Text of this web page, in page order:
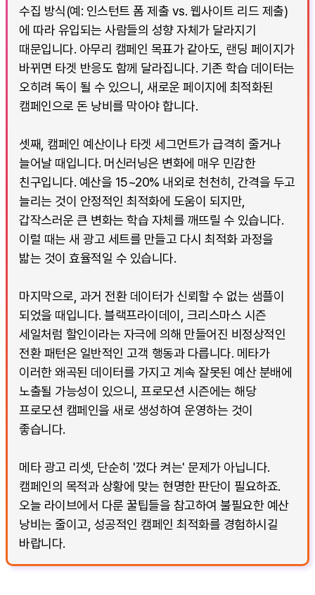
수집 방식(예: 인스턴트 폼 제출 vs. 웹사이트 리드 제출)
에 따라 유입되는 사람들의 성향 자체가 달라지기
때문입니다. 아무리 캠페인 목표가 같아도, 랜딩 페이지가
바뀌면 타겟 반응도 함께 달라집니다. 기존 학습 데이터는
오히려 독이 될 수 있으니, 새로운 페이지에 최적화된
캠페인으로 돈 낭비를 막아야 합니다.
셋째, 캠페인 예산이나 타겟 세그먼트가 급격히 줄거나
늘어날 때입니다. 머신러닝은 변화에 매우 민감한
친구입니다. 예산을 15~20% 내외로 천천히, 간격을 두고
늘리는 것이 안정적인 최적화에 도움이 되지만,
갑작스러운 큰 변화는 학습 자체를 깨뜨릴 수 있습니다.
이럴 때는 새 광고 세트를 만들고 다시 최적화 과정을
밟는 것이 효율적일 수 있습니다.
마지막으로, 과거 전환 데이터가 신뢰할 수 없는 샘플이
되었을 때입니다. 블랙프라이데이, 크리스마스 시즌
세일처럼 할인이라는 자극에 의해 만들어진 비정상적인
전환 패턴은 일반적인 고객 행동과 다릅니다. 메타가
이러한 왜곡된 데이터를 가지고 계속 잘못된 예산 분배에
노출될 가능성이 있으니, 프로모션 시즌에는 해당
프로모션 캠페인을 새로 생성하여 운영하는 것이
좋습니다.
메타 광고 리셋, 단순히 '껐다 켜는' 문제가 아닙니다.
캠페인의 목적과 상황에 맞는 현명한 판단이 필요하죠.
오늘 라이브에서 다룬 꿀팁들을 참고하여 불필요한 예산
낭비는 줄이고, 성공적인 캠페인 최적화를 경험하시길
바랍니다.